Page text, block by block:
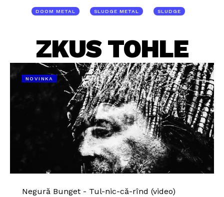
DOOM METAL SLUDGE METAL SLUDGE
ZKUS TOHLE
NOVINKA
Negură Bunget - Tul-nic-că-rînd (video)